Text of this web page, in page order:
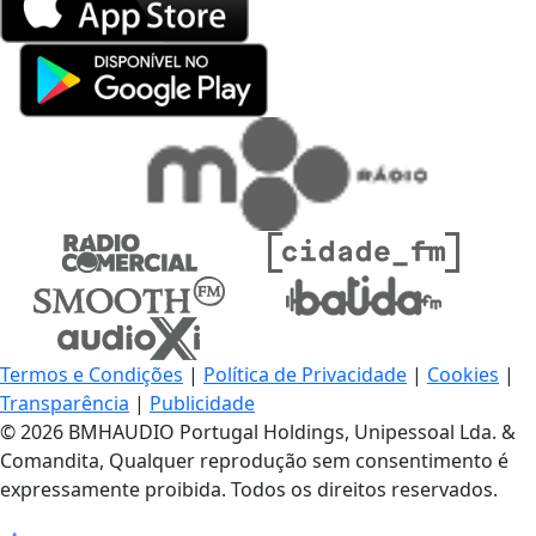
Termos e Condições | Política de Privacidade | Cookies |
Transparência | Publicidade
© 2026 BMHAUDIO Portugal Holdings, Unipessoal Lda. &
Comandita, Qualquer reprodução sem consentimento é
expressamente proibida. Todos os direitos reservados.